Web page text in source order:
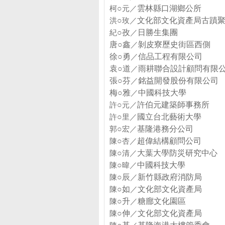
柯○元／雲林縣口湖鄉公所
洪○玫／文化部文化資產局古蹟
紀○孜／ 日勝生集團
唐○鑫 ／剝皮寮歷史街區西側
徐○勇 ／信品工程有限公司
袁○道 ／雨耕聯合設計顧問有限
張○芬 ／銘益開發股份有限公司
梅○雅／中國科技大學
許○元／許伯元建築師事務所
許○里／ 國立台北藝術大學
郭○宏／基隆港務分公司
陳○杏／超偉結構顧問公司
陳○清／大葉大學防災研究中心
陳○暐／中國科技大學
陳○辰 ／新竹縣政府消防局
陳○如 ／文化部文化資產局
陳○升／糖廍文化園區
陳○伸 ／文化部文化資產局